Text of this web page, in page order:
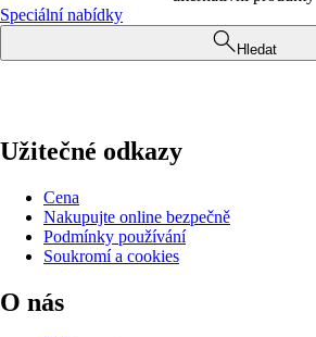
Speciální nabídky
Hledat
Užitečné odkazy
Cena
Nakupujte online bezpečně
Podmínky používání
Soukromí a cookies
O nás